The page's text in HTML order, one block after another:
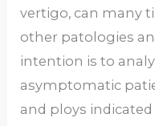
vertigo, can many
other patologies
intention is to
asymptomatic
and ploys